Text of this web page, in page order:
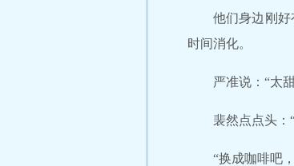
他们身边刚
时间消化。
严准说：“太
裴然点点头
“换成咖啡吧